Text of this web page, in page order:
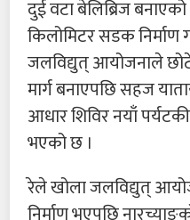
दुई वटा बेलिब्रिज
किलोमिटर सडक निर्माण
जलविद्युत् आयोजनाले
मार्ग बनाएपछि सहज
आधार शिविर नयाँ
भएको छ ।
रेले खोला जलविद्युत्